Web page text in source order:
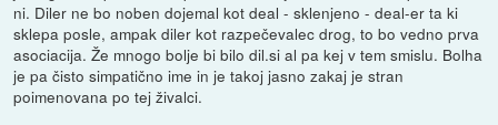
ni. Diler ne bo noben dojemal kot deal - sklenjeno - deal-er ta ki
sklepa posle, ampak diler kot razpečevalec drog, to bo vedno prva
asociacija. Že mnogo bolje bi bilo dil.si al pa kej v tem smislu. Bolha
je pa čisto simpatično ime in je takoj jasno zakaj je stran
poimenovana po tej živalci.